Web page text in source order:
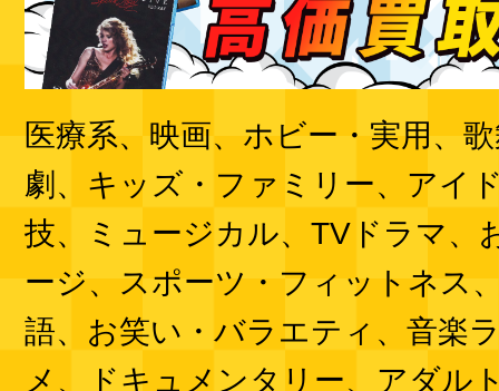
医療系、映画、ホビー・実用、
劇、キッズ・ファミリー、アイ
技、ミュージカル、TVドラマ、
ージ、スポーツ・フィットネス
語、お笑い・バラエティ、音楽
メ、ドキュメンタリー、アダル